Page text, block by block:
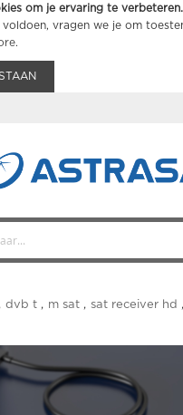
om je ervaring te verbeteren.
vragen we je om
.
dvb t m sat sat receiver hd